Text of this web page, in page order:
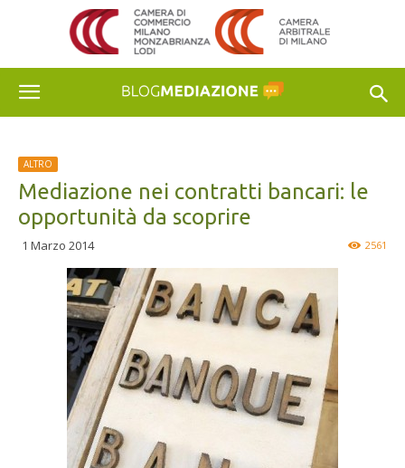
ALTRO
Mediazione nei contratti bancari: le
opportunità da scoprire
1 Marzo 2014 2561